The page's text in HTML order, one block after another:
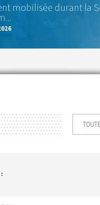
mobilisée durant la